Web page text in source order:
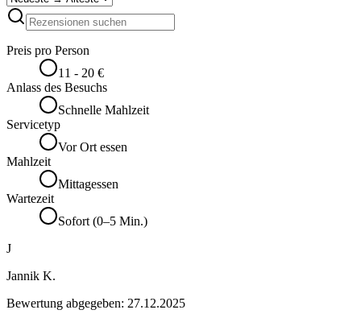
Preis pro Person
11 - 20 €
Anlass des Besuchs
Schnelle Mahlzeit
Servicetyp
Vor Ort essen
Mahlzeit
Mittagessen
Wartezeit
Sofort (0–5 Min.)
J
Jannik K.
Bewertung abgegeben: 27.12.2025